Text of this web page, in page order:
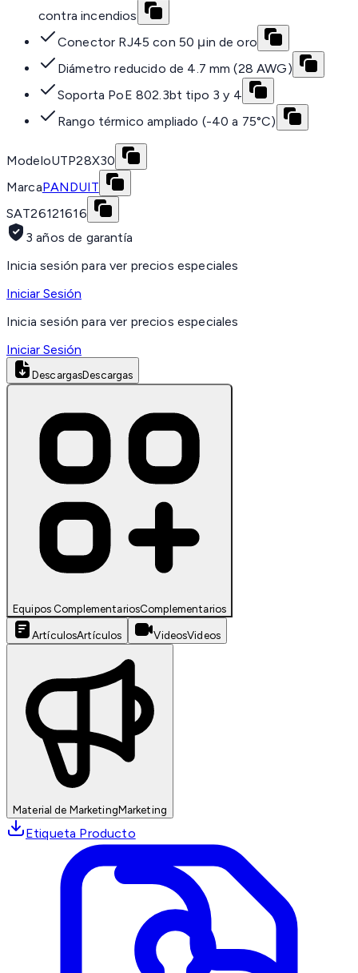
contra incendios
Conector RJ45 con 50 μin de oro
Diámetro reducido de 4.7 mm (28 AWG)
Soporta PoE 802.3bt tipo 3 y 4
Rango térmico ampliado (-40 a 75°C)
ModeloUTP28X30
MarcaPANDUIT
SAT26121616
3 años de garantía
Inicia sesión para ver precios especiales
Iniciar Sesión
Inicia sesión para ver precios especiales
Iniciar Sesión
DescargasDescargas
Equipos ComplementariosComplementarios
ArtículosArtículos VideosVideos
Material de MarketingMarketing
Etiqueta Producto